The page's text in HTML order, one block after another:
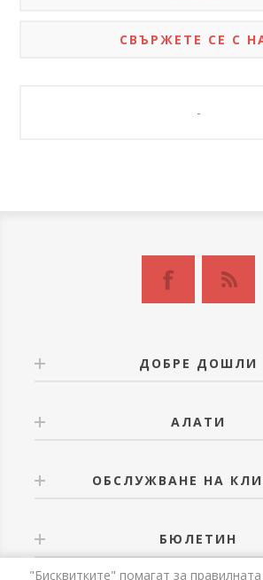
СВЪРЖЕТЕ СЕ С
-
ДОБРЕ ДОШЛИ
АЛАТИ
ОБСЛУЖВАНЕ НА
БЮЛЕТИН
"Бисквитките" помагат за